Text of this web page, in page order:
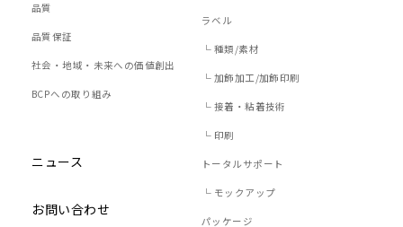
品質
品質保証
社会・地域・未来への価値創出
BCPへの取り組み
ニュース
お問い合わせ
ラベル
└ 種類/素材
└ 加飾加工/加飾印刷
└ 接着・粘着技術
└ 印刷
トータルサポート
└ モックアップ
パッケージ